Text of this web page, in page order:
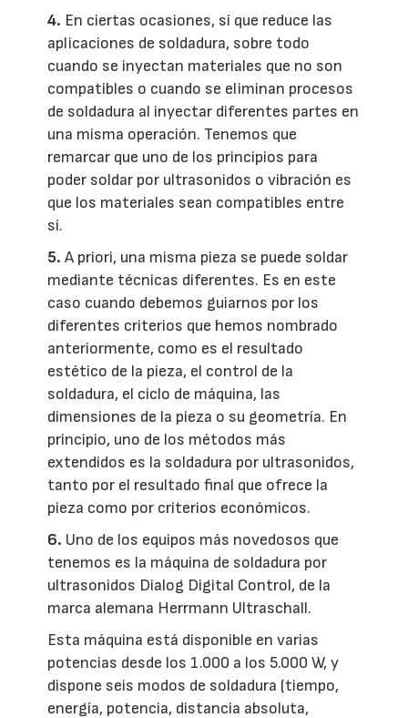
4. En ciertas ocasiones, sí que reduce las
aplicaciones de soldadura, sobre todo
cuando se inyectan materiales que no son
compatibles o cuando se eliminan procesos
de soldadura al inyectar diferentes partes en
una misma operación. Tenemos que
remarcar que uno de los principios para
poder soldar por ultrasonidos o vibración es
que los materiales sean compatibles entre
sí.
5.A priori, una misma pieza se puede soldar
mediante técnicas diferentes. Es en este
caso cuando debemos guiarnos por los
diferentes criterios que hemos nombrado
anteriormente, como es el resultado
estético de la pieza, el control de la
soldadura, el ciclo de máquina, las
dimensiones de la pieza o su geometría. En
principio, uno de los métodos más
extendidos es la soldadura por ultrasonidos,
tanto por el resultado final que ofrece la
pieza como por criterios económicos.
6. Uno de los equipos más novedosos que
tenemos es la máquina de soldadura por
ultrasonidos Dialog Digital Control, de la
marca alemana Herrmann Ultraschall.
Esta máquina está disponible en varias
potencias desde los 1.000 a los 5.000 W, y
dispone seis modos de soldadura (tiempo,
energía, potencia, distancia absoluta,